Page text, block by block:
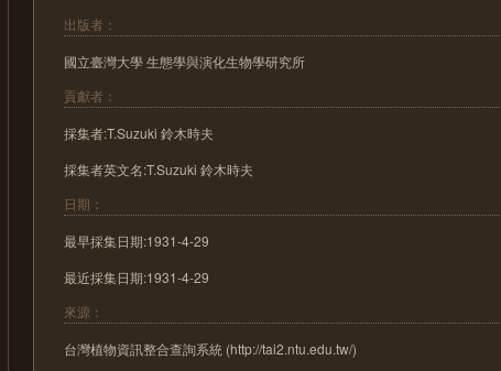
出版者：
國立臺灣大學 生態學與演化生物學研究所
貢獻者：
採集者:T.Suzuki 鈴木時夫
採集者英文名:T.Suzuki 鈴木時夫
日期：
最早採集日期:1931-4-29
最近採集日期:1931-4-29
來源：
台灣植物資訊整合查詢系統 (http://tai2.ntu.edu.tw/)